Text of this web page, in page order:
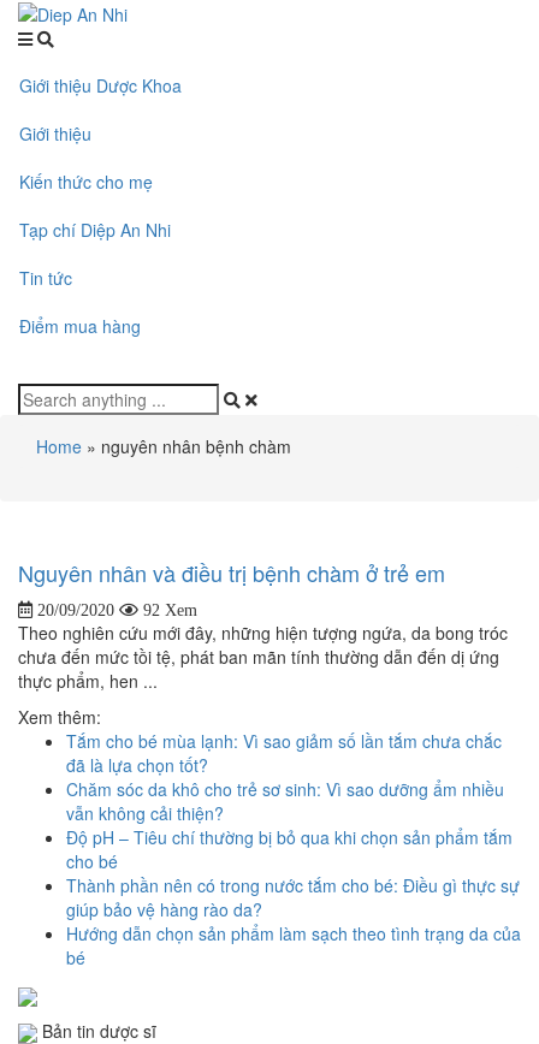
Giới thiệu Dược Khoa
Giới thiệu
Kiến thức cho mẹ
Tạp chí Diệp An Nhi
Tin tức
Điểm mua hàng
Home » nguyên nhân bệnh chàm
Nguyên nhân và điều trị bệnh chàm ở trẻ em
20/09/2020 92 Xem
Theo nghiên cứu mới đây, những hiện tượng ngứa, da bong tróc
chưa đến mức tồi tệ, phát ban mãn tính thường dẫn đến dị ứng
thực phẩm, hen ...
Xem thêm:
Tắm cho bé mùa lạnh: Vì sao giảm số lần tắm chưa chắc
đã là lựa chọn tốt?
Chăm sóc da khô cho trẻ sơ sinh: Vì sao dưỡng ẩm nhiều
vẫn không cải thiện?
Độ pH – Tiêu chí thường bị bỏ qua khi chọn sản phẩm tắm
cho bé
Thành phần nên có trong nước tắm cho bé: Điều gì thực sự
giúp bảo vệ hàng rào da?
Hướng dẫn chọn sản phẩm làm sạch theo tình trạng da của
bé
Bản tin dược sĩ